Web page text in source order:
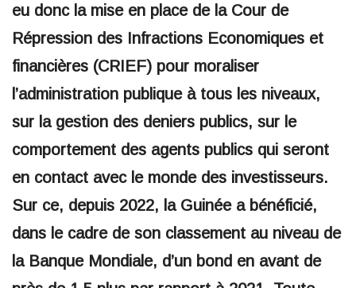
eu donc la mise en place de la Cour de
Répression des Infractions Economiques et
financières (CRIEF) pour moraliser
l’administration publique à tous les niveaux,
sur la gestion des deniers publics, sur le
comportement des agents publics qui seront
en contact avec le monde des investisseurs.
Sur ce, depuis 2022, la Guinée a bénéficié,
dans le cadre de son classement au niveau de
la Banque Mondiale, d’un bond en avant de